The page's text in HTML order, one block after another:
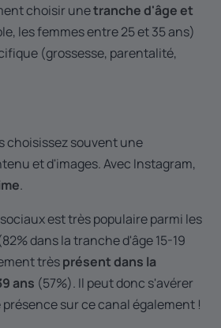
choisir unetranche d'âge et
les femmes entre 25 et 35 ans)
(grossesse, parentalité,
choisissez souvent une
et d'images. Avec Instagram,
.
est très populaire parmi les
dans la tranche d'âge 15-19
trèsprésent dans la
ans (57%). Il peut donc s'avérer
sur ce canal également !